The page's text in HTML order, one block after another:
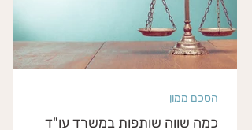
כמה שווה שותפות במשרד עו"ד
הסכם ממון